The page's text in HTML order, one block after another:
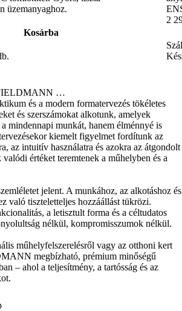
üzemanyaghoz.
Kosárba
2
…
és a modern formatervezés tökéletes
és szerszámokat alkotunk, amelyek
mindennapi munkát, hanem élménnyé is
kiemelt figyelmet fordítunk az
az intuitív használatra és azokra az átgondolt
értéket teremtenek a műhelyben és a
jelent. A munkához, az alkotáshoz és
való tiszteletteljes hozzáállást tükrözi.
a letisztult forma és a céltudatos
nélkül, kompromisszumok nélkül.
műhelyfelszerelésről vagy az otthoni kert
megbízható, prémium minőségű
– ahol a teljesítmény, a tartósság és az